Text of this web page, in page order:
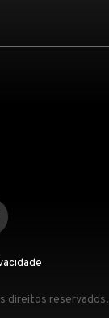
direitos reservados.